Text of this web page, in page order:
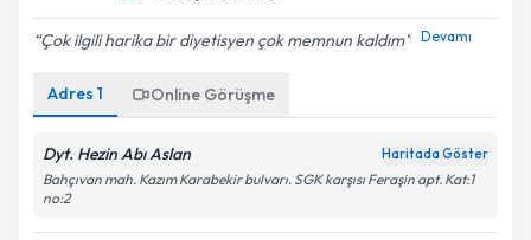
Çok ilgili harika bir diyetisyen çok memnun kaldım Devamı
Adres 1 Online Görüşme
Dyt. Hezin Abı Aslan Haritada Göster
Bahçıvan mah. Kazım Karabekir bulvarı. SGK karşısı Feraşin apt. Kat:1
no:2